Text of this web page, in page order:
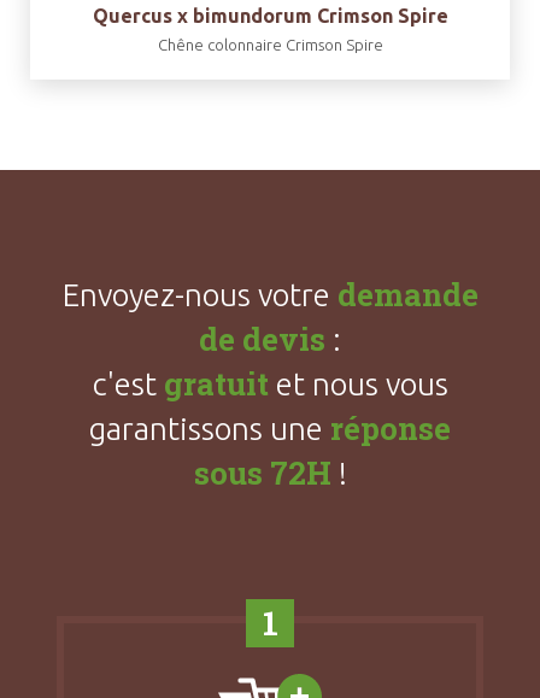
Quercus x bimundorum Crimson Spire
Chêne colonnaire Crimson Spire
Envoyez-nous votre demande
de devis :
c'est gratuit et nous vous
garantissons une réponse
sous 72H !
1